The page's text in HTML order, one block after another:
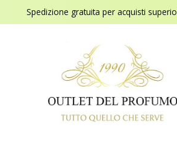
Spedizione gratuita per acquisti